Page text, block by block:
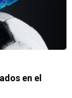
en el